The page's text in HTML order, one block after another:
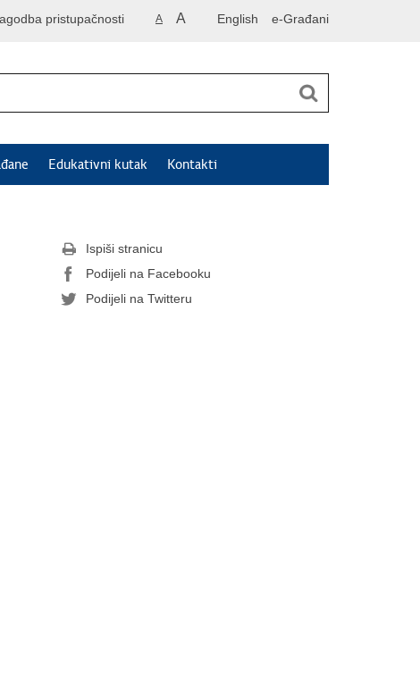
English e-Građani
A A
pristupačnosti
Edukativni kutak Kontakti
Ispiši stranicu
Podijeli na Facebooku
Podijeli na Twitteru